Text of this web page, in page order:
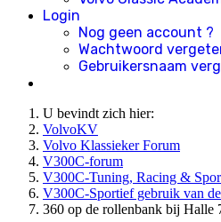
Login
Nog geen account ?
Wachtwoord
Gebruikersnaam
U bevindt zich hier:
VolvoKV
Volvo Klassieker Forum
V300C-forum
V300C-Tuning, Racing &
V300C-Sportief gebruik van
360 op de rollenbank bij Halle